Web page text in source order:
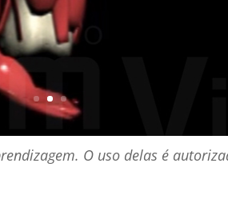
O uso delas é